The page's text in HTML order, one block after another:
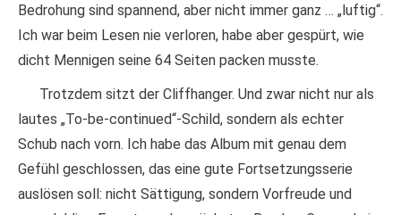
Bedrohung sind spannend, aber nicht immer ganz … „luftig“.
Ich war beim Lesen nie verloren, habe aber gespürt, wie
dicht Mennigen seine 64 Seiten packen musste.
Trotzdem sitzt der Cliffhanger. Und zwar nicht nur als
lautes „To-be-continued“-Schild, sondern als echter
Schub nach vorn. Ich habe das Album mit genau dem
Gefühl geschlossen, das eine gute Fortsetzungsserie
auslösen soll: nicht Sättigung, sondern Vorfreude und